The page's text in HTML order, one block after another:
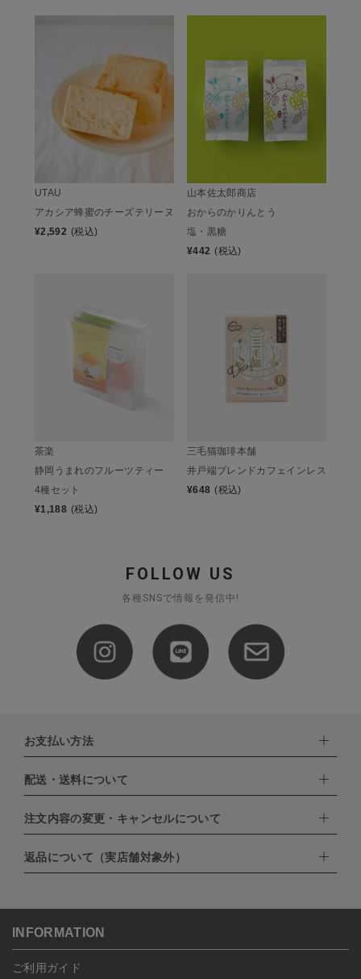
UTAU
アカシア蜂蜜のチーズテリーヌ
¥2,592 (税込)
山本佐太郎商店
おからのかりんとう
塩・黒糖
¥442 (税込)
茶楽
静岡うまれのフルーツティー
4種セット
¥1,188 (税込)
三毛猫珈琲本舗
井戸端ブレンドカフェインレス
¥648 (税込)
FOLLOW US
各種SNSで情報を発信中!
お支払い方法
下記お支払い方法よりお選びいただけます。
・クレジットカード（VISA,mastercard,JCB,AMERICAN
EXPRESS,Diners Club）
・PayPay
・NP後払い
配送・送料について
配達業者：日本郵便
北海道：1,400円
沖縄：1,400円
注文内容の変更・キャンセルについて
ご注文日当日から翌日のAM9:00までにご連絡頂いた場合はキャン
セルは可能です。
ンセルしていただいた後、ご希望の商品のみ再度ご注文お願いしま
予約商品など一部キャンセルが出来ない場合がございます。あらか
じめご了承ください。
返品について（実店舗対象外）
こちらよりご依頼ください。
INFORMATION
ご利用ガイド